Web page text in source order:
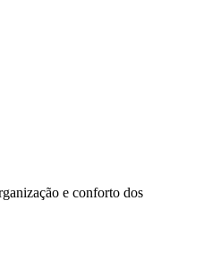
e conforto dos